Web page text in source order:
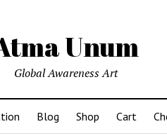
Unum
Global Awareness Art
Blog Shop Cart